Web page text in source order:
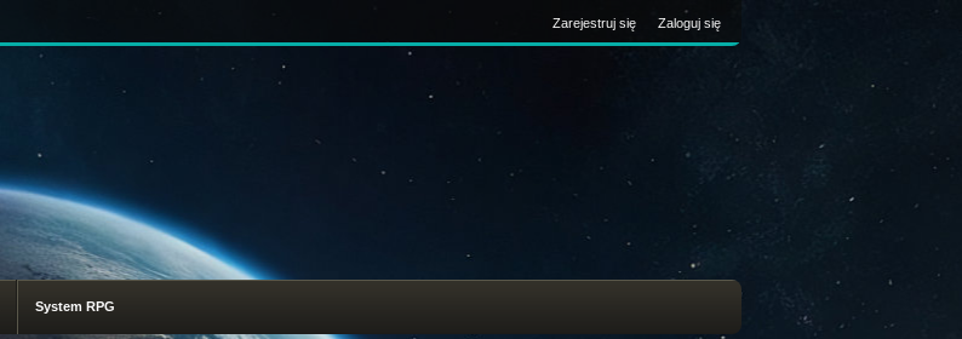
Zarejestruj się Zaloguj się
System RPG